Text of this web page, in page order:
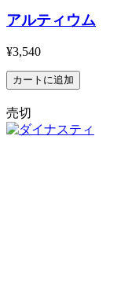
アルティウム
¥3,540
売切